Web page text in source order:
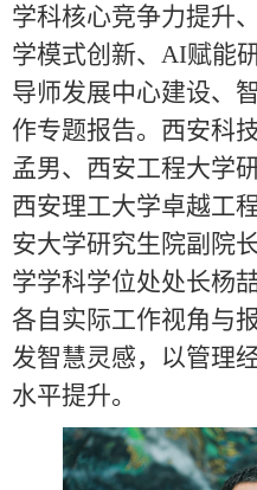
学科核心竞争力提升
学模式创新、AI赋能
导师发展中心建设、
作专题报告。西安科
孟男、西安工程大学
西安理工大学卓越工
安大学研究生院副院
学学科学位处处长杨
各自实际工作视角与
发智慧灵感，以管理
水平提升。